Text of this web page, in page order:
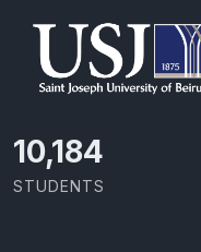
10,801
STUDENTS